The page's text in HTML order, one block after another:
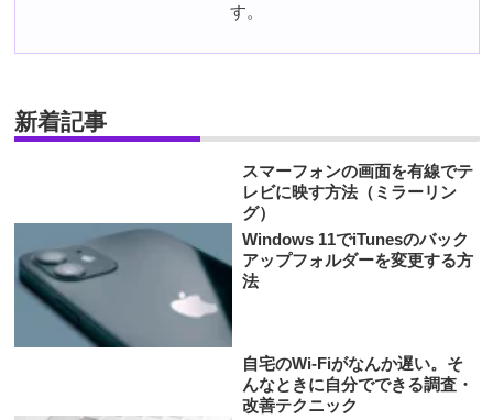
す。
新着記事
スマーフォンの画面を有線でテ
レビに映す方法（ミラーリン
グ）
Windows 11でiTunesのバック
アップフォルダーを変更する方
法
自宅のWi-Fiがなんか遅い。そ
んなときに自分でできる調査・
改善テクニック